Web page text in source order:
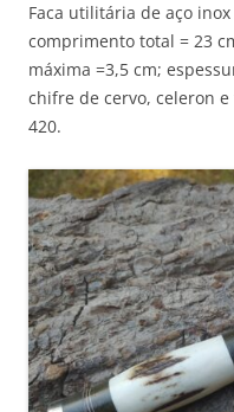
Faca utilitária de aço
comprimento total = 23
máxima =3,5 cm;
chifre de cervo, celeron
420.